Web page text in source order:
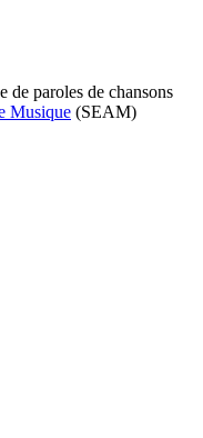
de paroles de chansons
Musique (SEAM)